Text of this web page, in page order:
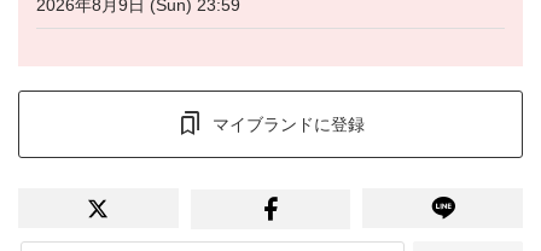
2026年8月9日 (Sun) 23:59
マイブランドに登録